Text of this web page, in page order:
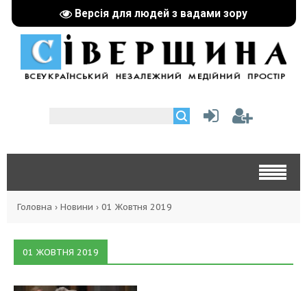
Версія для людей з вадами зору
Головна › Новини › 01 Жовтня 2019
01 ЖОВТНЯ 2019